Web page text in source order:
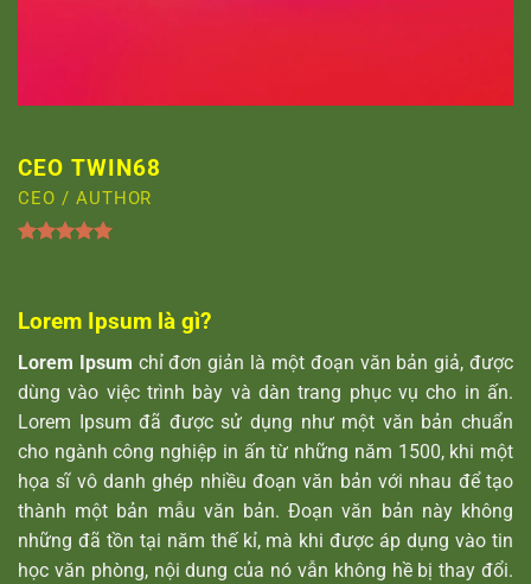
CEO TWIN68
CEO / AUTHOR
Lorem Ipsum là gì?
Lorem Ipsum chỉ đơn giản là một đoạn văn bản giả, được
dùng vào việc trình bày và dàn trang phục vụ cho in ấn.
Lorem Ipsum đã được sử dụng như một văn bản chuẩn
cho ngành công nghiệp in ấn từ những năm 1500, khi một
họa sĩ vô danh ghép nhiều đoạn văn bản với nhau để tạo
thành một bản mẫu văn bản. Đoạn văn bản này không
những đã tồn tại năm thế kỉ, mà khi được áp dụng vào tin
học văn phòng, nội dung của nó vẫn không hề bị thay đổi.